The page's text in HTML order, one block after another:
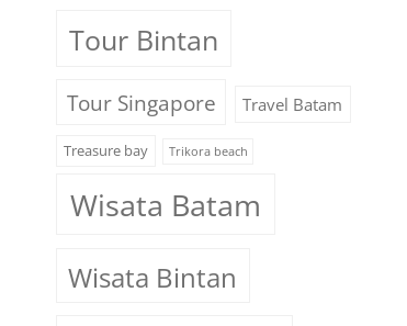
Tour Bintan
Tour Singapore Travel Batam
Treasure bay Trikora beach
Wisata Batam
Wisata Bintan